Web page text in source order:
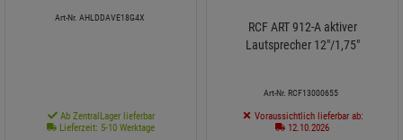
Art-Nr. AHLDDAVE18G4X
Ab ZentralLager lieferbar
Lieferzeit: 5-10 Werktage
RCF ART 912-A aktiver
Lautsprecher 12"/1,75"
Art-Nr. RCF13000655
Voraussichtlich lieferbar ab:
12.10.2026